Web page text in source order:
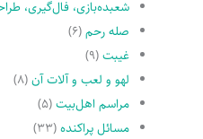
شعبده‌بازی، فال‌گیری،
صله رحم(۶)
غیبت(۹)
لهو و لعب و آلات آن(۸)
مراسم اهل‌بیت(۵)
مسائل پراکنده(۳۳)